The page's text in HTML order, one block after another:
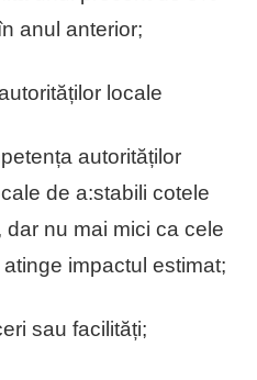
anul anterior;
locale
autorităților
de a:stabili cotele
nu mai mici ca cele
impactul estimat;
sau facilități;